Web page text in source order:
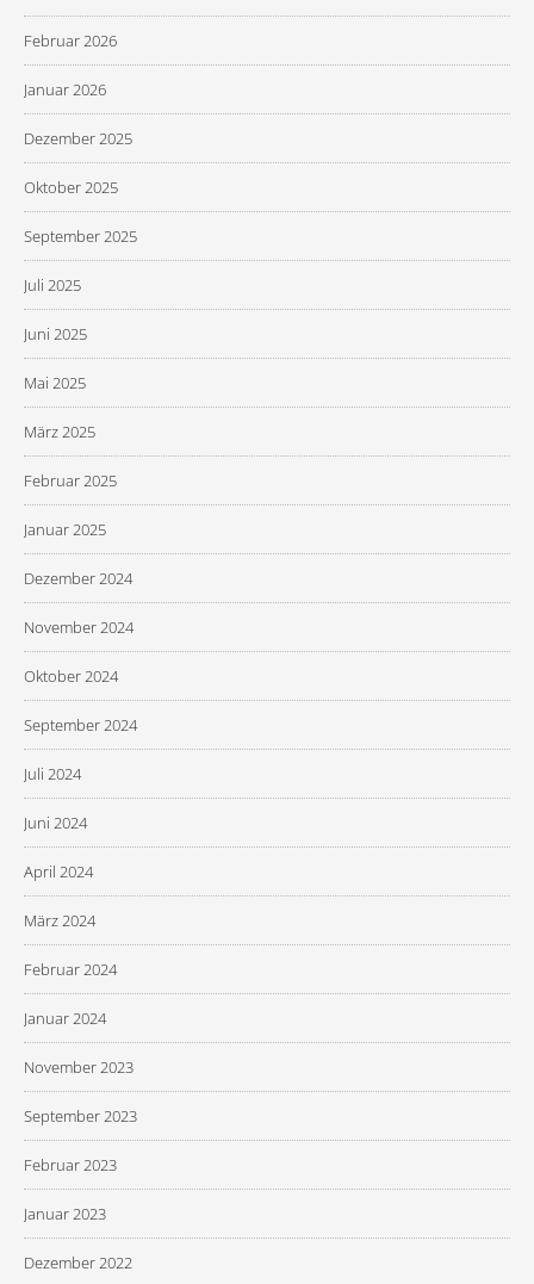
Februar 2026
Januar 2026
Dezember 2025
Oktober 2025
September 2025
Juli 2025
Juni 2025
Mai 2025
März 2025
Februar 2025
Januar 2025
Dezember 2024
November 2024
Oktober 2024
September 2024
Juli 2024
Juni 2024
April 2024
März 2024
Februar 2024
Januar 2024
November 2023
September 2023
Februar 2023
Januar 2023
Dezember 2022